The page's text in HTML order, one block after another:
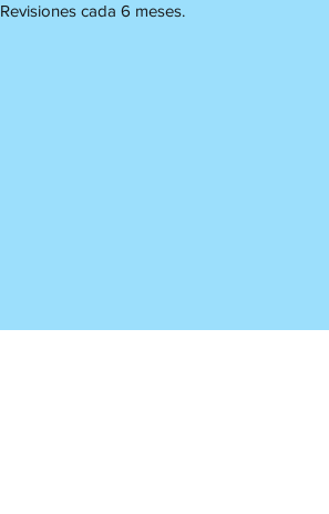
Revisiones cada 6 meses.